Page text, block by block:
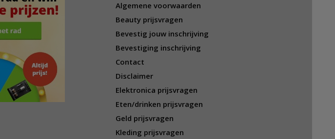
Algemene voorwaarden
Beauty prijsvragen
Bevestig jouw inschrijving
Bevestiging inschrijving
Contact
Disclaimer
Elektronica prijsvragen
Eten/drinken prijsvragen
Geld prijsvragen
Kleding prijsvragen